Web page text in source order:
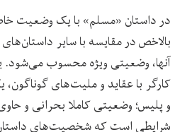
در داستان «مسلم» با یک وضعیت
بالاخص در مقایسه با سایر
آنها، وضعیتی ویژه محسوب می‌شود.
کارگر با عقاید و ملیت‌های
و پلیس؛ وضعیتی کاملا بحرانی و
شرایطی است که شخصیت‌های